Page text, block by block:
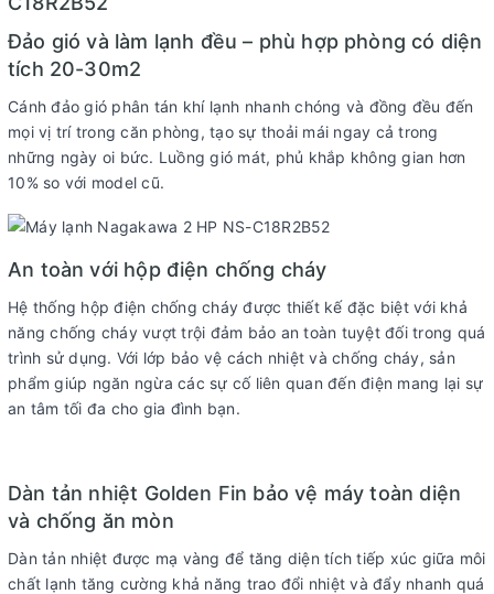
Tiện ích:
Chất liệu dàn tản
nhiệt:
Dàn trao đổi nhiệt chống ăn mòn GoldFin, giúp
bảo vệ máy bền bỉ
Nhãn năng lượng:
1 sao
Loại Gas:
R32
Kích thước ống đồng:
Dòng điện vào:
lạnh:
12.4 Kg
Kích thước – Khối lượng
dàn nóng
Rộng 80cm x Cao 55cm x Sâu 30.2cm –
31.5 Kg.
Model:
NS-C18R2B52
Màu sắc:
Năm ra mắt :
2025
Thời gian bảo hành dàn nóng:
Máy nén 24 tháng
Đảo gió và làm lạnh đều – phù hợp phòng có diện
tích 20-30m2
Cánh đảo gió phân tán khí lạnh nhanh chóng và đồng đều đến
mọi vị trí trong căn phòng, tạo sự thoải mái ngay cả trong
những ngày oi bức. Luồng gió mát, phủ khắp không gian hơn
10% so với model cũ.
An toàn với hộp điện chống cháy
Hệ thống hộp điện chống cháy được thiết kế đặc biệt với khả
năng chống cháy vượt trội đảm bảo an toàn tuyệt đối trong quá
trình sử dụng. Với lớp bảo vệ cách nhiệt và chống cháy, sản
phẩm giúp ngăn ngừa các sự cố liên quan đến điện mang lại sự
an tâm tối đa cho gia đình bạn.
Dàn tản nhiệt Golden Fin bảo vệ máy toàn diện
và chống ăn mòn
Dàn tản nhiệt được mạ vàng để tăng diện tích tiếp xúc giữa môi
chất lạnh tăng cường khả năng trao đổi nhiệt và đẩy nhanh quá